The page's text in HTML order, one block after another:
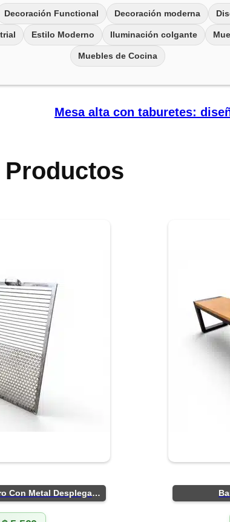
Decoración Functional Decoración moderna
Estilo Moderno Iluminación colgante
Muebles de Cocina
Mesa alta con taburetes:
Parrilla De Hierro Con Metal Desplegado